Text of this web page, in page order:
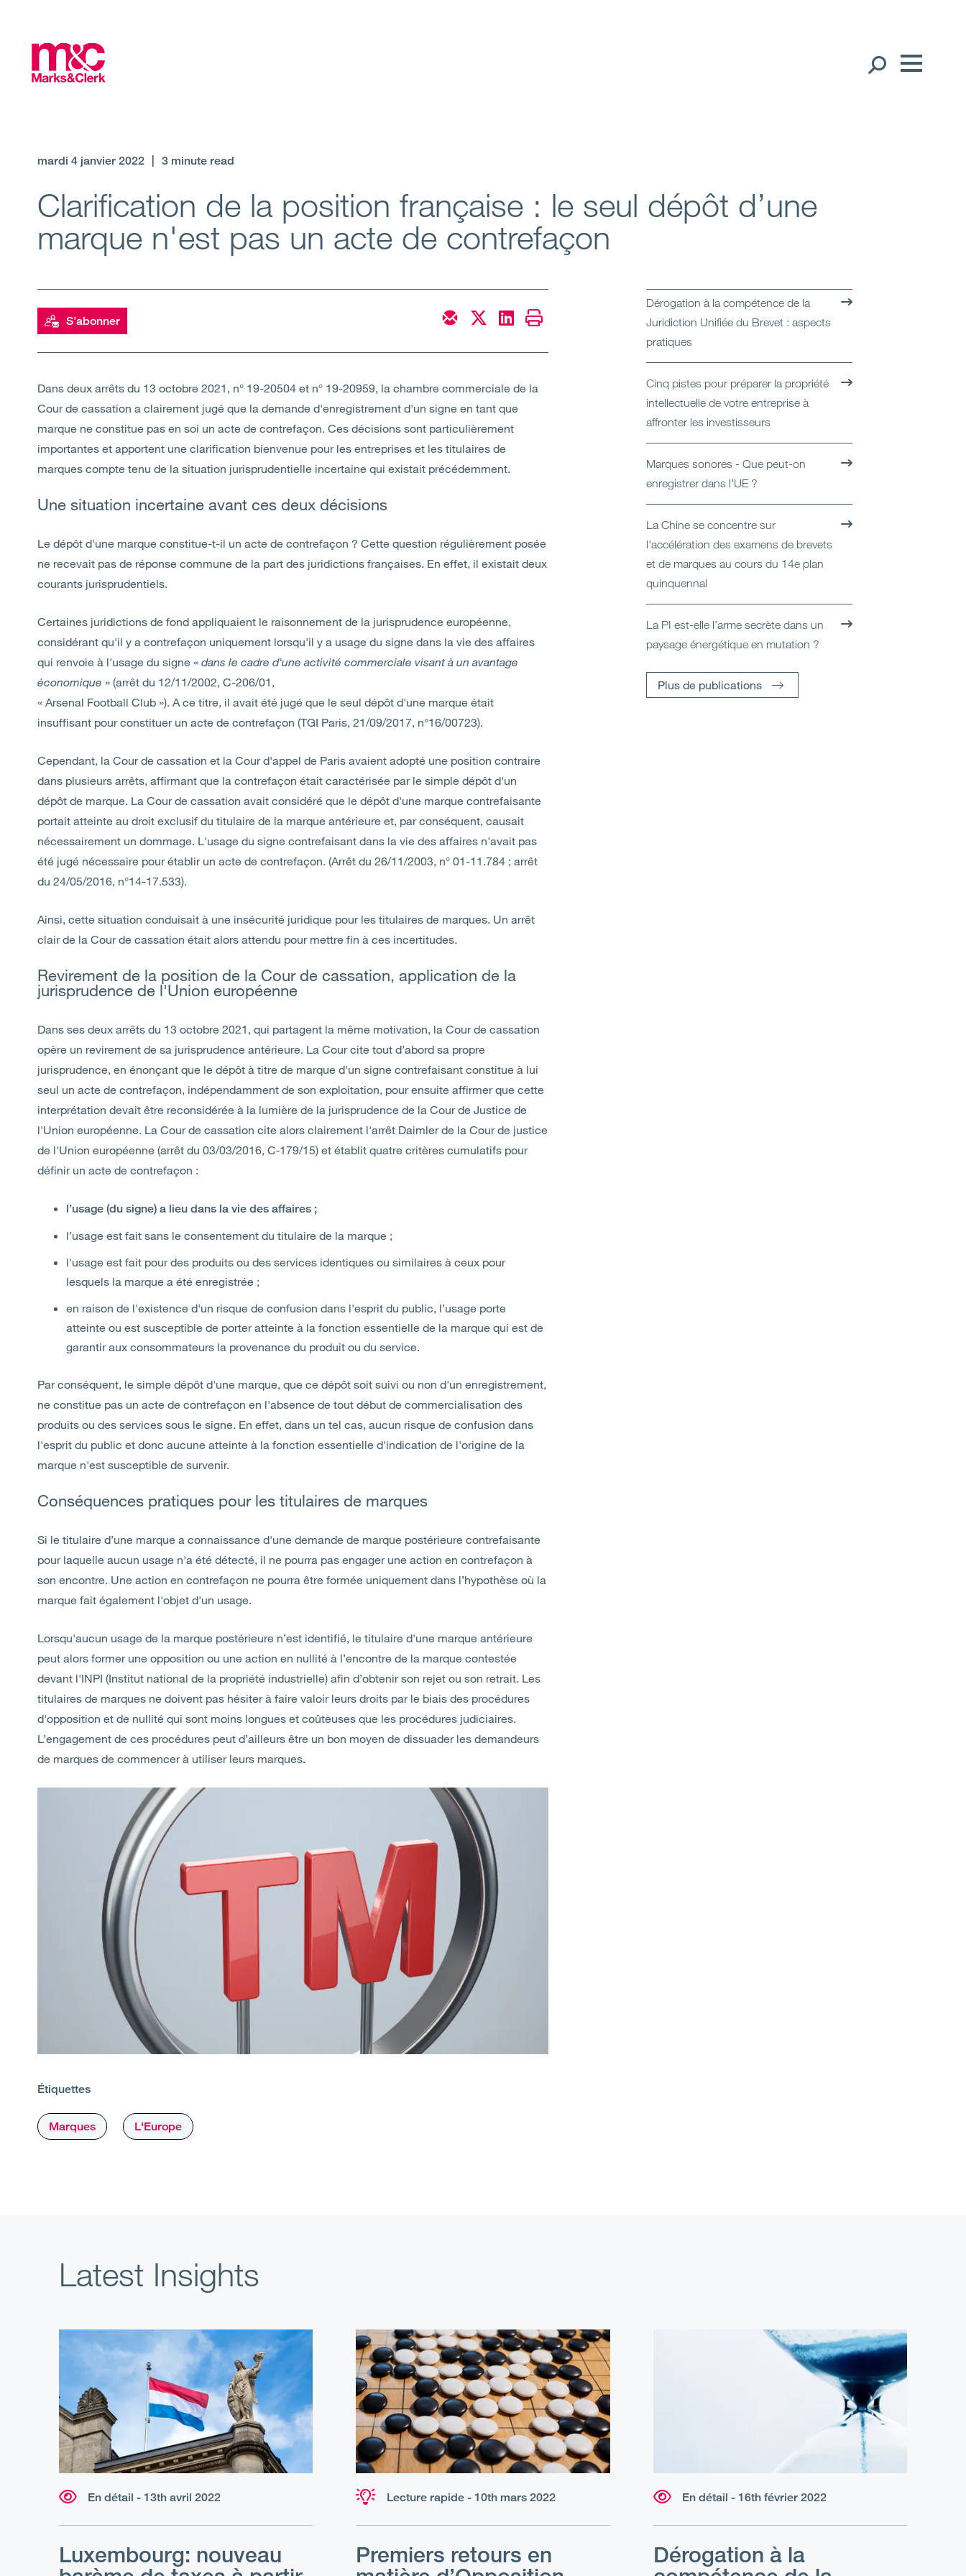
Nos bureaux
Secteurs
A Notre Sujet
Dernières perspectives
mardi 4 janvier 2022 3 minute read
Clarification de la position française : le seul dépôt d’une
marque n'est pas un acte de contrefaçon
S’abonner
Dans deux arrêts du 13 octobre 2021, n° 19-20504 et n° 19-20959, la chambre commerciale de la
Cour de cassation a clairement jugé que la demande d'enregistrement d'un signe en tant que
marque ne constitue pas en soi un acte de contrefaçon. Ces décisions sont particulièrement
importantes et apportent une clarification bienvenue pour les entreprises et les titulaires de
marques compte tenu de la situation jurisprudentielle incertaine qui existait précédemment.
Une situation incertaine avant ces deux décisions
Le dépôt d'une marque constitue-t-il un acte de contrefaçon ? Cette question régulièrement posée
ne recevait pas de réponse commune de la part des juridictions françaises. En effet, il existait deux
courants jurisprudentiels.
Certaines juridictions de fond appliquaient le raisonnement de la jurisprudence européenne,
considérant qu'il y a contrefaçon uniquement lorsqu'il y a usage du signe dans la vie des affaires
qui renvoie à l'usage du signe « dans le cadre d'une activité commerciale visant à un avantage
économique » (arrêt du 12/11/2002, C-206/01,
« Arsenal Football Club »). A ce titre, il avait été jugé que le seul dépôt d'une marque était
insuffisant pour constituer un acte de contrefaçon (TGI Paris, 21/09/2017, n°16/00723).
Cependant, la Cour de cassation et la Cour d'appel de Paris avaient adopté une position contraire
dans plusieurs arrêts, affirmant que la contrefaçon était caractérisée par le simple dépôt d'un
dépôt de marque. La Cour de cassation avait considéré que le dépôt d'une marque contrefaisante
portait atteinte au droit exclusif du titulaire de la marque antérieure et, par conséquent, causait
nécessairement un dommage. L'usage du signe contrefaisant dans la vie des affaires n'avait pas
été jugé nécessaire pour établir un acte de contrefaçon. (Arrêt du 26/11/2003, n° 01-11.784 ; arrêt
du 24/05/2016, n°14-17.533).
Ainsi, cette situation conduisait à une insécurité juridique pour les titulaires de marques. Un arrêt
clair de la Cour de cassation était alors attendu pour mettre fin à ces incertitudes.
Revirement de la position de la Cour de cassation, application de la
jurisprudence de l'Union européenne
Dans ses deux arrêts du 13 octobre 2021, qui partagent la même motivation, la Cour de cassation
opère un revirement de sa jurisprudence antérieure. La Cour cite tout d’abord sa propre
jurisprudence, en énonçant que le dépôt à titre de marque d'un signe contrefaisant constitue à lui
seul un acte de contrefaçon, indépendamment de son exploitation, pour ensuite affirmer que cette
interprétation devait être reconsidérée à la lumière de la jurisprudence de la Cour de Justice de
l'Union européenne. La Cour de cassation cite alors clairement l'arrêt Daimler de la Cour de justice
de l'Union européenne (arrêt du 03/03/2016, C‑179/15) et établit quatre critères cumulatifs pour
définir un acte de contrefaçon :
l’usage (du signe) a lieu dans la vie des affaires ;
l’usage est fait sans le consentement du titulaire de la marque ;
l'usage est fait pour des produits ou des services identiques ou similaires à ceux pour
lesquels la marque a été enregistrée ;
en raison de l'existence d'un risque de confusion dans l'esprit du public, l’usage porte
atteinte ou est susceptible de porter atteinte à la fonction essentielle de la marque qui est de
garantir aux consommateurs la provenance du produit ou du service.
Par conséquent, le simple dépôt d'une marque, que ce dépôt soit suivi ou non d'un enregistrement,
ne constitue pas un acte de contrefaçon en l'absence de tout début de commercialisation des
produits ou des services sous le signe. En effet, dans un tel cas, aucun risque de confusion dans
l'esprit du public et donc aucune atteinte à la fonction essentielle d'indication de l'origine de la
marque n'est susceptible de survenir.
Conséquences pratiques pour les titulaires de marques
Si le titulaire d’une marque a connaissance d'une demande de marque postérieure contrefaisante
pour laquelle aucun usage n'a été détecté, il ne pourra pas engager une action en contrefaçon à
son encontre. Une action en contrefaçon ne pourra être formée uniquement dans l’hypothèse où la
marque fait également l'objet d'un usage.
Lorsqu'aucun usage de la marque postérieure n’est identifié, le titulaire d'une marque antérieure
peut alors former une opposition ou une action en nullité à l’encontre de la marque contestée
devant l'INPI (Institut national de la propriété industrielle) afin d’obtenir son rejet ou son retrait. Les
titulaires de marques ne doivent pas hésiter à faire valoir leurs droits par le biais des procédures
d'opposition et de nullité qui sont moins longues et coûteuses que les procédures judiciaires.
L’engagement de ces procédures peut d’ailleurs être un bon moyen de dissuader les demandeurs
de marques de commencer à utiliser leurs marques.
Étiquettes
Marques L'Europe
Dérogation à la compétence de la
Juridiction Unifiée du Brevet : aspects
pratiques
Cinq pistes pour préparer la propriété
intellectuelle de votre entreprise à
affronter les investisseurs
Marques sonores - Que peut-on
enregistrer dans l'UE ?
La Chine se concentre sur
l'accélération des examens de brevets
et de marques au cours du 14e plan
quinquennal
La PI est-elle l’arme secrète dans un
paysage énergétique en mutation ?
Plus de publications
Latest Insights
En détail - 13th avril 2022
Luxembourg: nouveau
Lecture rapide - 10th mars 2022
Premiers retours en
En détail - 16th février 2022
Dérogation à la